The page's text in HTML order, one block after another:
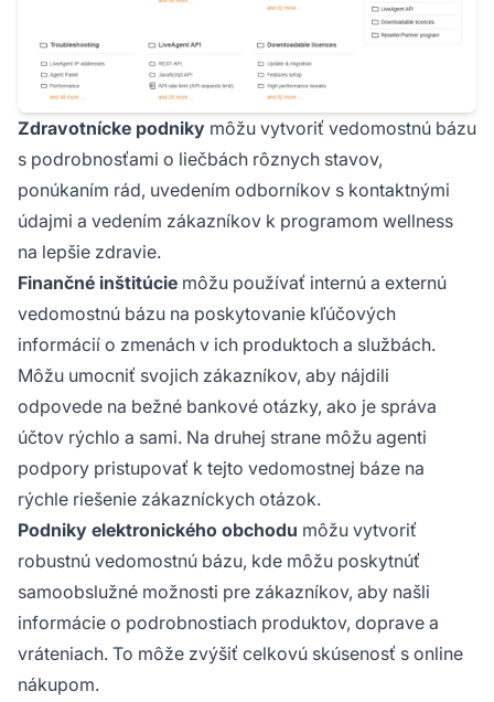
Zdravotnícke podniky môžu vytvoriť vedomostnú bázu
s podrobnosťami o liečbách rôznych stavov,
ponúkaním rád, uvedením odborníkov s kontaktnými
údajmi a vedením zákazníkov k programom wellness
na lepšie zdravie.
Finančné inštitúcie môžu používať internú a externú
vedomostnú bázu na poskytovanie kľúčových
informácií o zmenách v ich produktoch a službách.
Môžu umocniť svojich zákazníkov, aby nájdili
odpovede na bežné bankové otázky, ako je správa
účtov rýchlo a sami. Na druhej strane môžu agenti
podpory pristupovať k tejto vedomostnej báze na
rýchle riešenie zákazníckych otázok.
Podniky elektronického obchodu môžu vytvoriť
robustnú vedomostnú bázu, kde môžu poskytnúť
samoobslužné možnosti pre zákazníkov, aby našli
informácie o podrobnostiach produktov, doprave a
vráteniach. To môže zvýšiť celkovú skúsenosť s online
nákupom.